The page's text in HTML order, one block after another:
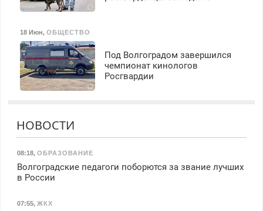
18 Июн, ОБЩЕСТВО
Под Волгоградом завершился
чемпионат кинологов
Росгвардии
НОВОСТИ
08:18, ОБРАЗОВАНИЕ
Волгоградские педагоги поборются за звание лучших
в России
07:55, ЖКХ